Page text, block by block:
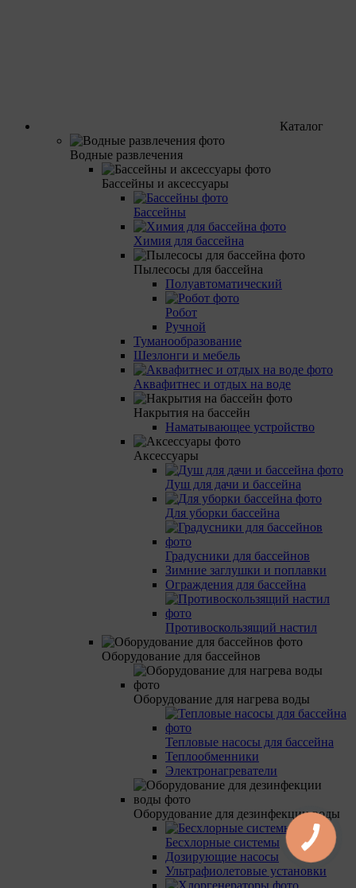
Каталог
Водные развлечения
Бассейны и аксессуары
Бассейны
Химия для бассейна
Пылесосы для бассейна
Полуавтоматический
Робот
Ручной
Туманообразование
Шезлонги и мебель
Аквафитнес и отдых на воде
Накрытия на бассейн
Наматывающее устройство
Аксессуары
Душ для дачи и бассейна
Для уборки бассейна
Градусники для бассейнов
Зимние заглушки и поплавки
Ограждения для бассейна
Противоскользящий настил
Оборудование для бассейнов
Оборудование для нагрева воды
Тепловые насосы для бассейна
Теплообменники
Электронагреватели
Оборудование для дезинфекции воды
Бесхлорные системы
Дозирующие насосы
Ультрафиолетовые установки